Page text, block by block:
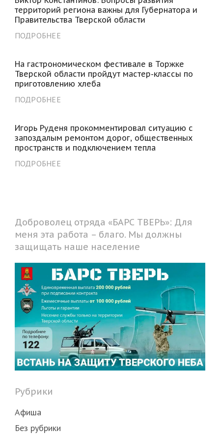
территорий региона важны для Губернатора и
Правительства Тверской области
ПОДРОБНЕЕ
На гастрономическом фестивале в Торжке
Тверской области пройдут мастер-классы по
приготовлению хлеба
ПОДРОБНЕЕ
Игорь Руденя прокомментировал ситуацию с
запоздалым ремонтом дорог, общественных
пространств и подключением тепла
ПОДРОБНЕЕ
Доброволец отряда «БАРС ТВЕРЬ»: Для
меня эта работа – благо. Мы должны
защищать наше население
Рубрики
Афиша
Без рубрики